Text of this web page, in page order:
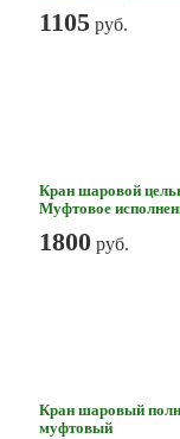
1105 руб.
Кран шаровой
Муфтовое
1800 руб.
Кран шаровый
муфтовый